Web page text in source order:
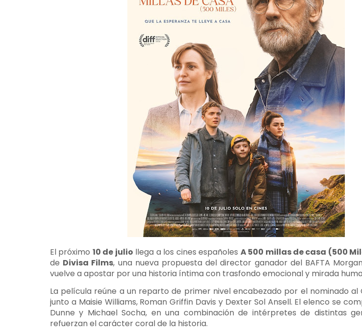
El próximo 10 de julio llega a los cines españoles A 500 millas de casa (500
de Divisa Films, una nueva propuesta del director ganador del BAFTA
vuelve a apostar por una historia íntima con trasfondo emocional y mirada
La película reúne a un reparto de primer nivel encabezado por el nominado al
junto a Maisie Williams, Roman Griffin Davis y Dexter Sol Ansell. El elenco se
Dunne y Michael Socha, en una combinación de intérpretes de distintas
refuerzan el carácter coral de la historia.